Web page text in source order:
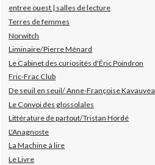
entree ouest | salles de lecture
Terres de femmes
Norwitch
Liminaire/Pierre Ménard
Le Cabinet des curiosités d'Éric Poindron
Fric-Frac Club
De seuil en seuil/ Anne-Françoise Kavauvea
Le Convoi des glossolales
Littérature de partout/Tristan Hordé
L'Anagnoste
La Machine à lire
Le Livre